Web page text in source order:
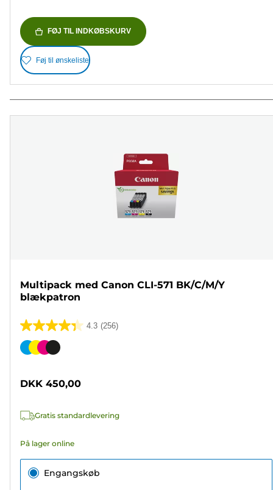
FØJ TIL INDKØBSKURV
Føj til ønskeliste
Multipack med Canon CLI-571 BK/C/M/Y
blækpatron
4.3 (256)
4.3
ud
stjerner.
anmeldelser
Farvepatron
DKK 450,00
Gratis standardlevering
På lager online
Engangskøb